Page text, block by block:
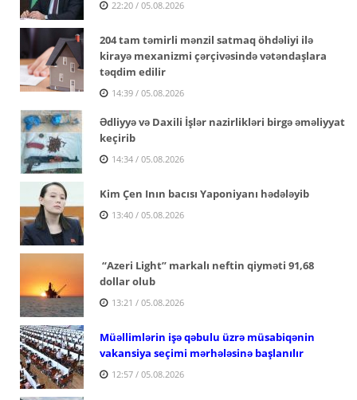
22:20 / 05.08.2026
204 tam təmirli mənzil satmaq öhdəliyi ilə
kirayə mexanizmi çərçivəsində vətəndaşlara
təqdim edilir
14:39 / 05.08.2026
Ədliyyə və Daxili İşlər nazirlikləri birgə əməliyyat
keçirib
14:34 / 05.08.2026
Kim Çen Inın bacısı Yaponiyanı hədələyib
13:40 / 05.08.2026
“Azeri Light” markalı neftin qiyməti 91,68
dollar olub
13:21 / 05.08.2026
Müəllimlərin işə qəbulu üzrə müsabiqənin
vakansiya seçimi mərhələsinə başlanılır
12:57 / 05.08.2026